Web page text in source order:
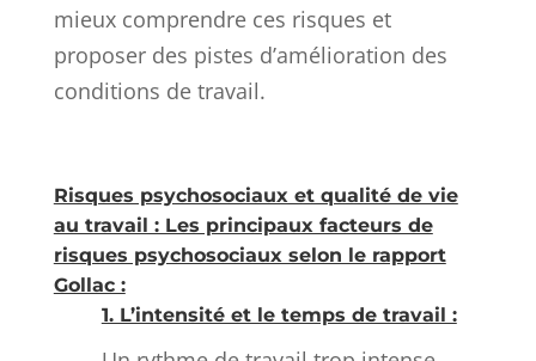
mieux comprendre ces risques et
proposer des pistes d’amélioration des
conditions de travail.
Risques psychosociaux et qualité de vie
au travail : Les principaux facteurs de
risques psychosociaux selon le rapport
Gollac :
1. L’intensité et le temps de travail :